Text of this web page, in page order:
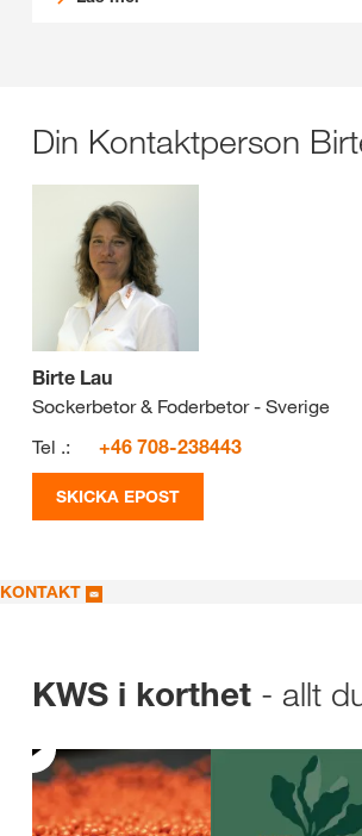
Din Kontaktperson
Birte Lau
Sockerbetor & Foderbetor - Sverige
Tel .:
+46 708-238443
SKICKA EPOST
KONTAKT
KWS i korthet - allt